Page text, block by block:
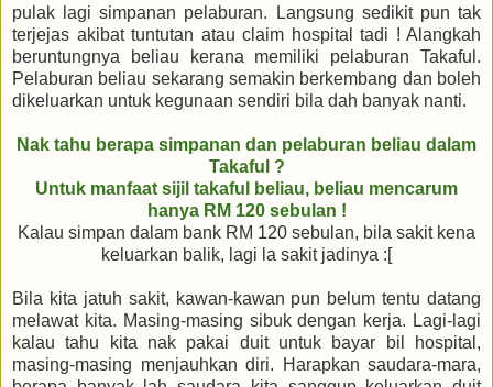
pulak lagi simpanan pelaburan. Langsung sedikit pun tak
terjejas akibat tuntutan atau claim hospital tadi ! Alangkah
beruntungnya beliau kerana memiliki pelaburan Takaful.
Pelaburan beliau sekarang semakin berkembang dan boleh
dikeluarkan untuk kegunaan sendiri bila dah banyak nanti.
Nak tahu berapa simpanan dan pelaburan beliau dalam
Takaful ?
Untuk manfaat sijil takaful beliau, beliau mencarum
hanya RM 120 sebulan !
Kalau simpan dalam bank RM 120 sebulan, bila sakit kena
keluarkan balik, lagi la sakit jadinya :[
Bila kita jatuh sakit, kawan-kawan pun belum tentu datang
melawat kita. Masing-masing sibuk dengan kerja. Lagi-lagi
kalau tahu kita nak pakai duit untuk bayar bil hospital,
masing-masing menjauhkan diri. Harapkan saudara-mara,